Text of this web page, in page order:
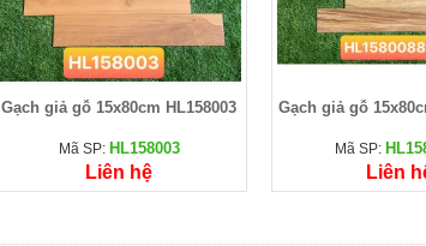
Gạch giả gỗ 15x80cm HL158003
Mã SP: HL158003
Liên hệ
Gạch giả gỗ
Mã SP:
Liên